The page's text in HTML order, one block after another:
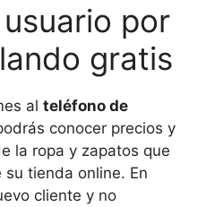
por
gratis
al teléfono de
conocer precios y
la ropa y zapatos que
tienda online. En
cliente y no